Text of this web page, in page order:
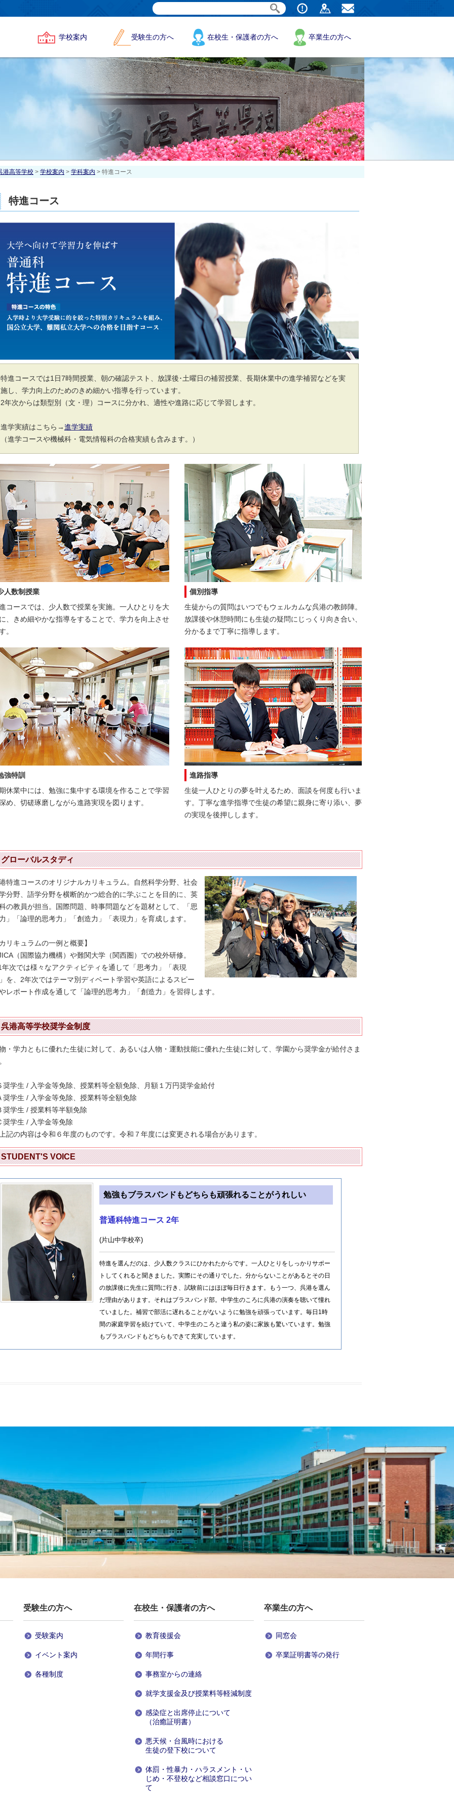
卒業生の方へ
在校生・保護者の方へ
受験生の方へ
学校案内
港高等学校 > 学校案内 > 学科案内 > 特進コース
特進コース
特進コースでは1日7時間授業、朝の確認テスト、放課後･土曜日の補習授業、長期休業中の進学補習などを実
施し、学力向上のためのきめ細かい指導を行っています。
2年次からは類型別（文・理）コースに分かれ、適性や進路に応じて学習します。
進学実績はこちら→進学実績
（進学コースや機械科・電気情報科の合格実績も含みます。）
人数制授業
コースでは、少人数で授業を実施。一人ひとりを大
、きめ細やかな指導をすることで、学力を向上させ
。
個別指導
生徒からの質問はいつでもウェルカムな呉港の教師陣。
放課後や休憩時間にも生徒の疑問にじっくり向き合い、
分かるまで丁寧に指導します。
強特訓
休業中には、勉強に集中する環境を作ることで学習
め、切磋琢磨しながら進路実現を図ります。
進路指導
生徒一人ひとりの夢を叶えるため、面談を何度も行いま
す。丁寧な進学指導で生徒の希望に親身に寄り添い、夢
の実現を後押しします。
グローバルスタディ
特進コースのオリジナルカリキュラム。自然科学分野、社会
分野、語学分野を横断的かつ総合的に学ぶことを目的に、英
の教員が担当。国際問題、時事問題などを題材として、「思
」「論理的思考力」「創造力」「表現力」を育成します。
カリキュラムの一例と概要】
（国際協力機構）や難関大学（関西圏）での校外研修。
年次では様々なアクティビティを通して「思考力」「表現
を、2年次ではテーマ別ディベート学習や英語によるスピー
レポート作成を通して「論理的思考力」「創造力」を習得します。
呉港高等学校奨学金制度
・学力ともに優れた生徒に対して、あるいは人物・運動技能に優れた生徒に対して、学園から奨学金が給付さま
奨学生 / 入学金等免除、授業料等全額免除、月額１万円奨学金給付
奨学生 / 入学金等免除、授業料等全額免除
奨学生 / 授業料等半額免除
奨学生 / 入学金等免除
記の内容は令和６年度のものです。令和７年度には変更される場合があります。
STUDENT'S VOICE
勉強もブラスバンドもどちらも頑張れることがうれしい
普通科特進コース 2年
(片山中学校卒)
特進を選んだのは、少人数クラスにひかれたからです。一人ひとりをしっかりサポー
トしてくれると聞きました。実際にその通りでした。分からないことがあるとその日
の放課後に先生に質問に行き、試験前にはほぼ毎日行きます。もう一つ、呉港を選ん
だ理由があります。それはブラスバンド部。中学生のころに呉港の演奏を聴いて憧れ
ていました。補習で部活に遅れることがないように勉強を頑張っています。毎日1時
間の家庭学習を続けていて、中学生のころと違う私の姿に家族も驚いています。勉強
もブラスバンドもどちらもできて充実しています。
受験生の方へ
受験案内
イベント案内
各種制度
在校生・保護者の方へ
教育後援会
年間行事
事務室からの連絡
就学支援金及び授業料等軽減制度
感染症と出席停止について
（治癒証明書）
悪天候・台風時における
生徒の登下校について
体罰・性暴力・ハラスメント・い
じめ・不登校など相談窓口につい
て
卒業生の方へ
同窓会
卒業証明書等の発行